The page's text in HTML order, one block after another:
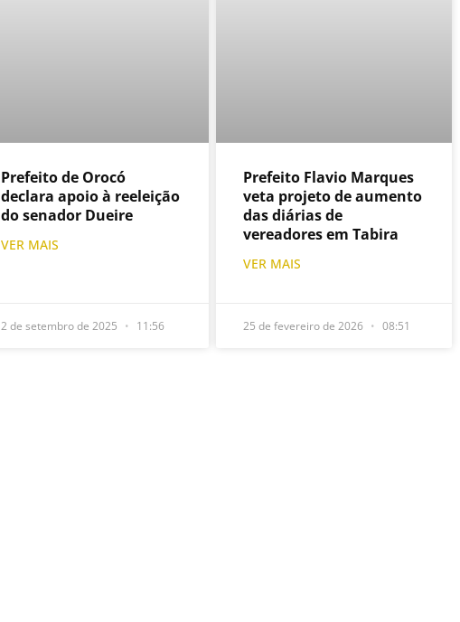
Prefeito de Orocó
declara apoio à reeleição
do senador Dueire
VER MAIS
2 de setembro de 2025 11:56
Prefeito Flavio Marques
veta projeto de aumento
das diárias de
vereadores em Tabira
VER MAIS
25 de fevereiro de 2026 08:51